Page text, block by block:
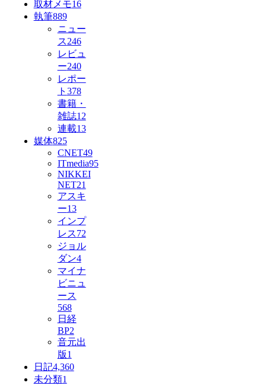
取材メモ16
執筆889
ニュー
ス246
レビュ
ー240
レポー
ト 378
書籍・
雑誌12
連載13
媒体825
CNET49
ITmedia95
NIKKEI
NET21
アスキ
ー13
インプ
レス72
ジョル
ダン4
マイナ
ビニュ
ース
568
日経
BP2
音元出
版1
日記4,360
未分類1